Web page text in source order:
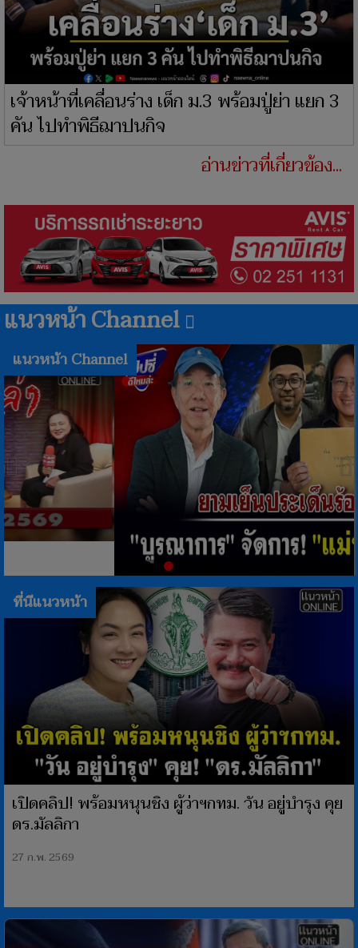
เจ้าหน้าที่เคลื่อนร่าง เด็ก ม.3 พร้อมปู่ย่า แยก 3
คัน ไปทำพิธีฌาปนกิจ
อ่านข่าวที่เกี่ยวข้อง...
แนวหน้า Channel
แนวหน้า Channel
Previous
ที่นีแนวหน้า
เปิดคลิป! พร้อมหนุนชิง ผู้ว่าฯกทม. วัน อยู่บำรุง คุย
ดร.มัลลิกา
27 ก.พ. 2569